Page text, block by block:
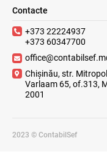
Contacte
+373 22224937
+373 60347700
Chișinău, str.
Varlaam 65, of.313,
2001
2023 © ContabilSef